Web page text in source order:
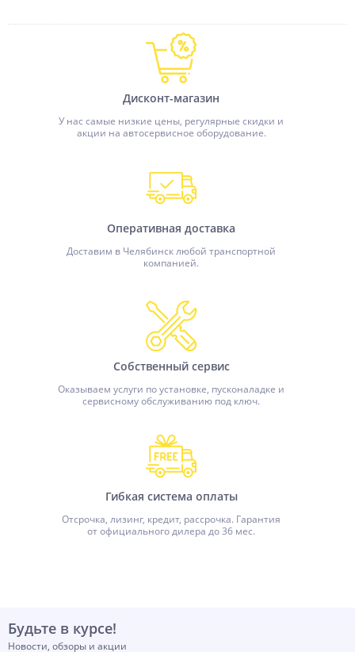
Дисконт-магазин
У нас самые низкие цены, регулярные скидки и
акции на автосервисное оборудование.
Оперативная доставка
Доставим в Челябинск любой транспортной
компанией.
Собственный сервис
Оказываем услуги по установке, пусконаладке и
сервисному обслуживанию под ключ.
Гибкая система оплаты
Отсрочка, лизинг, кредит, рассрочка. Гарантия
от официального дилера до 36 мес.
Будьте в курсе!
Новости, обзоры и акции